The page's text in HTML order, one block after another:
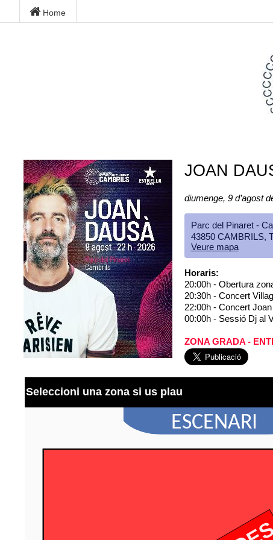
Home
JOAN
diumenge, 9 d’agost
Parc del Pinaret -
43850 CAMBRILS,
Veure mapa
Horaris:
20:00h - Obertura
20:30h - Concert
22:00h - Concert
00:00h - Sessió Dj al
ZONA GRADA -
Seleccioni una zona si us plau
ESCENARI